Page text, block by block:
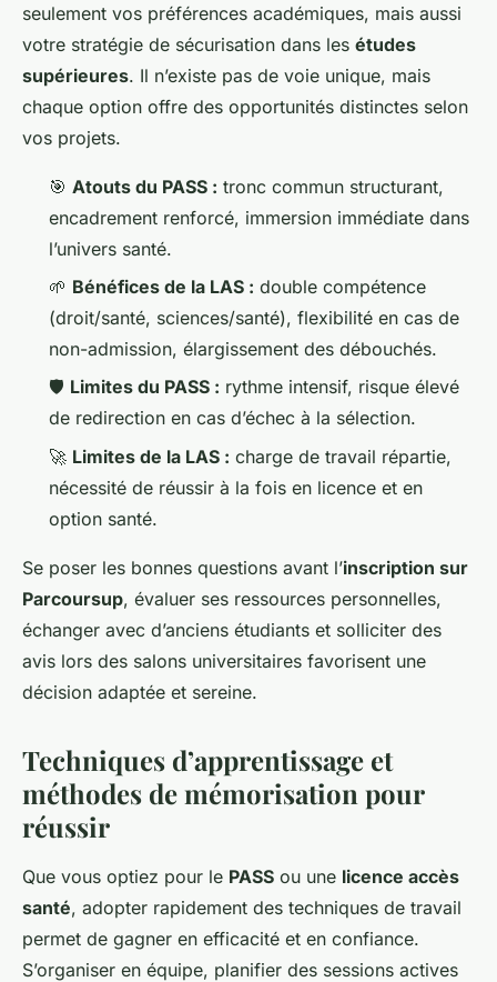
seulement vos préférences académiques, mais aussi
votre stratégie de sécurisation dans les études
supérieures. Il n’existe pas de voie unique, mais
chaque option offre des opportunités distinctes selon
vos projets.
🎯 Atouts du PASS : tronc commun structurant,
encadrement renforcé, immersion immédiate dans
l’univers santé.
🌱 Bénéfices de la LAS : double compétence
(droit/santé, sciences/santé), flexibilité en cas de
non-admission, élargissement des débouchés.
🛡️ Limites du PASS : rythme intensif, risque élevé
de redirection en cas d’échec à la sélection.
🚀 Limites de la LAS : charge de travail répartie,
nécessité de réussir à la fois en licence et en
option santé.
Se poser les bonnes questions avant l’inscription sur
Parcoursup, évaluer ses ressources personnelles,
échanger avec d’anciens étudiants et solliciter des
avis lors des salons universitaires favorisent une
décision adaptée et sereine.
Techniques d’apprentissage et
méthodes de mémorisation pour
réussir
Que vous optiez pour le PASS ou une licence accès
santé, adopter rapidement des techniques de travail
permet de gagner en efficacité et en confiance.
S’organiser en équipe, planifier des sessions actives